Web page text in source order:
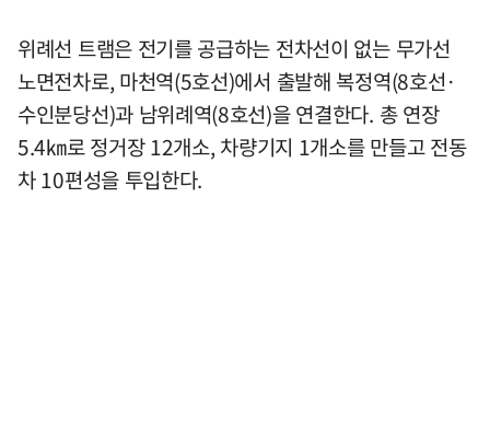
위례선 트램은 전기를 공급하는 전차선이 없는 무가선
노면전차로, 마천역(5호선)에서 출발해 복정역(8호선·
수인분당선)과 남위례역(8호선)을 연결한다. 총 연장
5.4㎞로 정거장 12개소, 차량기지 1개소를 만들고 전동
차 10편성을 투입한다.